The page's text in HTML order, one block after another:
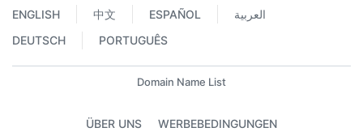
ENGLISH 中文 ESPAÑOL
العربية
DEUTSCH
PORTUGUÊS
Domain Name List
ÜBER UNS WERBEBEDINGUNGEN